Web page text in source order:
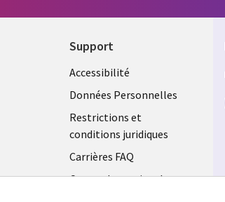
Support
Accessibilité
Données Personnelles
Restrictions et
conditions juridiques
Carrières FAQ
Centre de gestion des